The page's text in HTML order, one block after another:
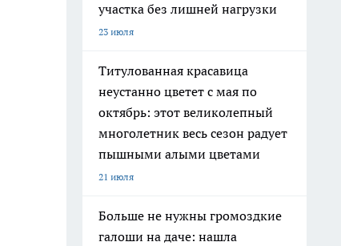
участка без лишней нагрузки
23 июля
Титулованная красавица
неустанно цветет с мая по
октябрь: этот великолепный
многолетник весь сезон радует
пышными алыми цветами
21 июля
Больше не нужны громоздкие
галоши на даче: нашла